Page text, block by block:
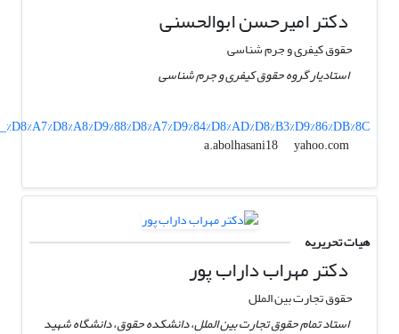
دکتر امیرحسن ابوالحسنی
حقوق کیفری و جرم شناسی
استادیار گروه حقوق کیفری و جرم شناسی
a.abolhasani18
yahoo.com
هیات تحریریه
دکتر مهراب داراب پور
حقوق تجارت بین الملل
استاد تمام حقوق تجارت بین الملل، دانشکده حقوق، دانشگاه شهید